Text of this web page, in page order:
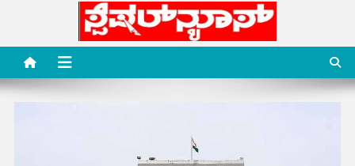
content
Special News Media
Special News Media